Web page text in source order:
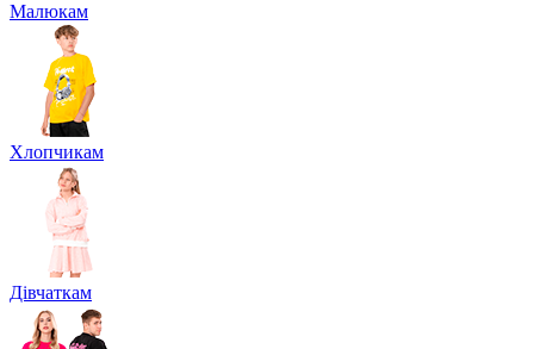
Малюкам
Хлопчикам
Дівчаткам